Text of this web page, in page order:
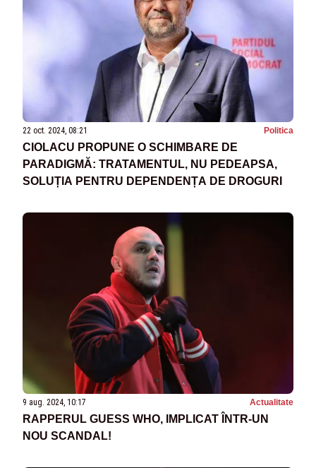
22 oct. 2024, 08:21 Politica
CIOLACU PROPUNE O SCHIMBARE DE
PARADIGMĂ: TRATAMENTUL, NU PEDEAPSA,
SOLUȚIA PENTRU DEPENDENȚA DE DROGURI
9 aug. 2024, 10:17 Actualitate
RAPPERUL GUESS WHO, IMPLICAT ÎNTR-UN
NOU SCANDAL!